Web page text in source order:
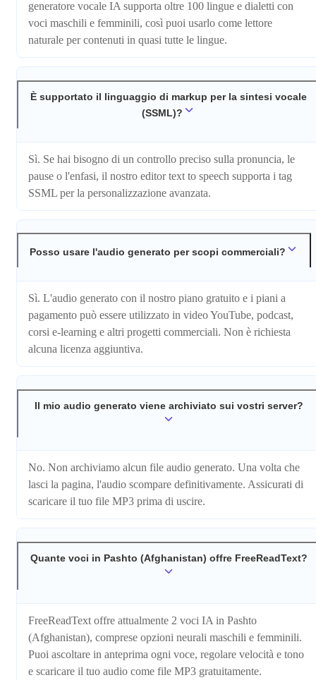
generatore vocale IA supporta oltre 100 lingue e dialetti con
voci maschili e femminili, così puoi usarlo come lettore
naturale per contenuti in quasi tutte le lingue.
È supportato il linguaggio di markup per la sintesi vocale
(SSML)?
Sì. Se hai bisogno di un controllo preciso sulla pronuncia, le
pause o l'enfasi, il nostro editor text to speech supporta i tag
SSML per la personalizzazione avanzata.
Posso usare l'audio generato per scopi commerciali?
Sì. L'audio generato con il nostro piano gratuito e i piani a
pagamento può essere utilizzato in video YouTube, podcast,
corsi e-learning e altri progetti commerciali. Non è richiesta
alcuna licenza aggiuntiva.
Il mio audio generato viene archiviato sui vostri server?
No. Non archiviamo alcun file audio generato. Una volta che
lasci la pagina, l'audio scompare definitivamente. Assicurati di
scaricare il tuo file MP3 prima di uscire.
Quante voci in Pashto (Afghanistan) offre FreeReadText?
FreeReadText offre attualmente 2 voci IA in Pashto
(Afghanistan), comprese opzioni neurali maschili e femminili.
Puoi ascoltare in anteprima ogni voce, regolare velocità e tono
e scaricare il tuo audio come file MP3 gratuitamente.